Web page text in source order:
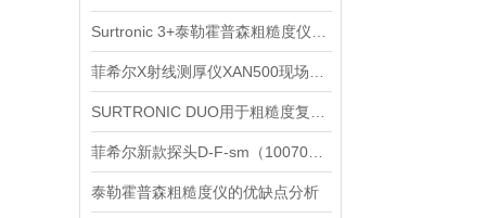
泰勒霍普森粗糙度仪的优缺点分析